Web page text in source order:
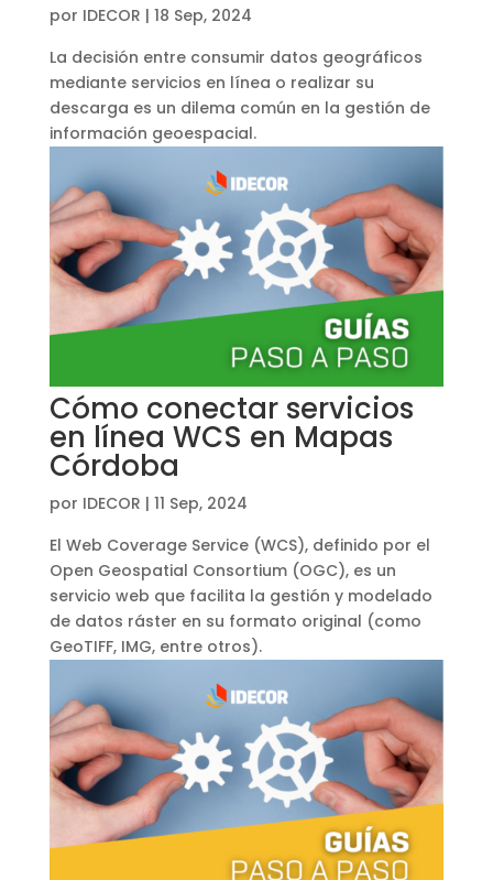
por IDECOR | 18 Sep, 2024
La decisión entre consumir datos geográficos
mediante servicios en línea o realizar su
descarga es un dilema común en la gestión de
información geoespacial.
Cómo conectar servicios
en línea WCS en Mapas
Córdoba
por IDECOR | 11 Sep, 2024
El Web Coverage Service (WCS), definido por el
Open Geospatial Consortium (OGC), es un
servicio web que facilita la gestión y modelado
de datos ráster en su formato original (como
GeoTIFF, IMG, entre otros).